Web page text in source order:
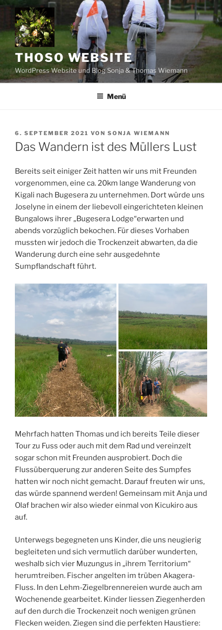
Zum
Inhalt
springen
THOSO WEBSITE
WordPress Website und Blog Sonja & Thomas Wiemann
Menü
VERÖFFENTLICHT
AM
6. SEPTEMBER 2021 VON SONJA WIEMANN
Das Wandern ist des Müllers Lust
Bereits seit einiger Zeit hatten wir uns mit Freunden
vorgenommen, eine ca. 20km lange Wanderung von
Kigali nach Bugesera zu unternehmen. Dort würde uns
Joselyne in einem der liebevoll eingerichteten kleinen
Bungalows ihrer „Bugesera Lodge“erwarten und
abends vorzüglich bekochen. Für dieses Vorhaben
mussten wir jedoch die Trockenzeit abwarten, da die
Wanderung durch eine sehr ausgedehnte
Sumpflandschaft führt.
Mehrfach hatten Thomas und ich bereits Teile dieser
Tour zu Fuss oder auch mit dem Rad und vereinzelt
sogar schon mit Freunden ausprobiert. Doch die
Flussüberquerung zur anderen Seite des Sumpfes
hatten wir noch nicht gemacht. Darauf freuten wir uns,
das würde spannend werden! Gemeinsam mit Anja und
Olaf brachen wir also wieder einmal von Kicukiro aus
auf.
Unterwegs begegneten uns Kinder, die uns neugierig
begleiteten und sich vermutlich darüber wunderten,
weshalb sich vier Muzungus in „ihrem Territorium“
herumtreiben. Fischer angelten im trüben Akagera-
Fluss. In den Lehm-Ziegelbrennereien wurde auch am
Wochenende gearbeitet. Kinder liessen Ziegenherden
auf den durch die Trockenzeit noch wenigen grünen
Flecken weiden. Ziegen sind die perfekten Haustiere: